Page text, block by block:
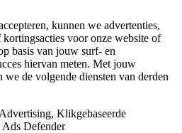
kunnen we advertenties,
kortingsacties voor onze website of
basis van jouw surf- en
hiervan meten. Met jouw
we de volgende diensten van derden
Klikgebaseerde
Ads Defender